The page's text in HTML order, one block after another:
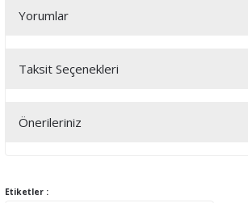
Yorumlar
Bu ürüne ilk yorumu siz yapın!
Taksit Seçenekleri
Önerileriniz
tarafımıza iletebilirsiniz.
Etiketler :